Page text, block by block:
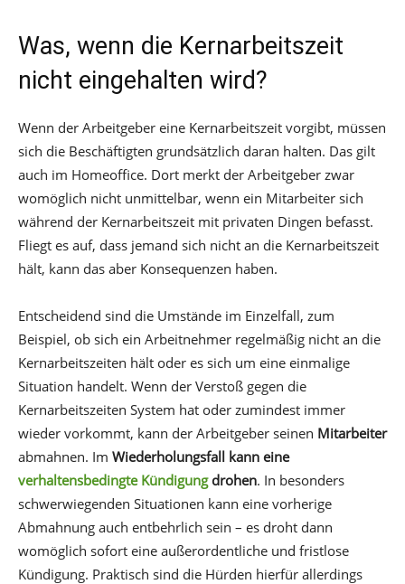
Was, wenn die Kernarbeitszeit
nicht eingehalten wird?
Wenn der Arbeitgeber eine Kernarbeitszeit vorgibt, müssen
sich die Beschäftigten grundsätzlich daran halten. Das gilt
auch im Homeoffice. Dort merkt der Arbeitgeber zwar
womöglich nicht unmittelbar, wenn ein Mitarbeiter sich
während der Kernarbeitszeit mit privaten Dingen befasst.
Fliegt es auf, dass jemand sich nicht an die Kernarbeitszeit
hält, kann das aber Konsequenzen haben.
Entscheidend sind die Umstände im Einzelfall, zum
Beispiel, ob sich ein Arbeitnehmer regelmäßig nicht an die
Kernarbeitszeiten hält oder es sich um eine einmalige
Situation handelt. Wenn der Verstoß gegen die
Kernarbeitszeiten System hat oder zumindest immer
wieder vorkommt, kann der Arbeitgeber seinen Mitarbeiter
abmahnen. Im Wiederholungsfall kann eine
verhaltensbedingte Kündigungdrohen. In besonders
schwerwiegenden Situationen kann eine vorherige
Abmahnung auch entbehrlich sein – es droht dann
womöglich sofort eine außerordentliche und fristlose
Kündigung. Praktisch sind die Hürden hierfür allerdings